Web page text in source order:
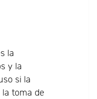
la
y la
si la
toma de